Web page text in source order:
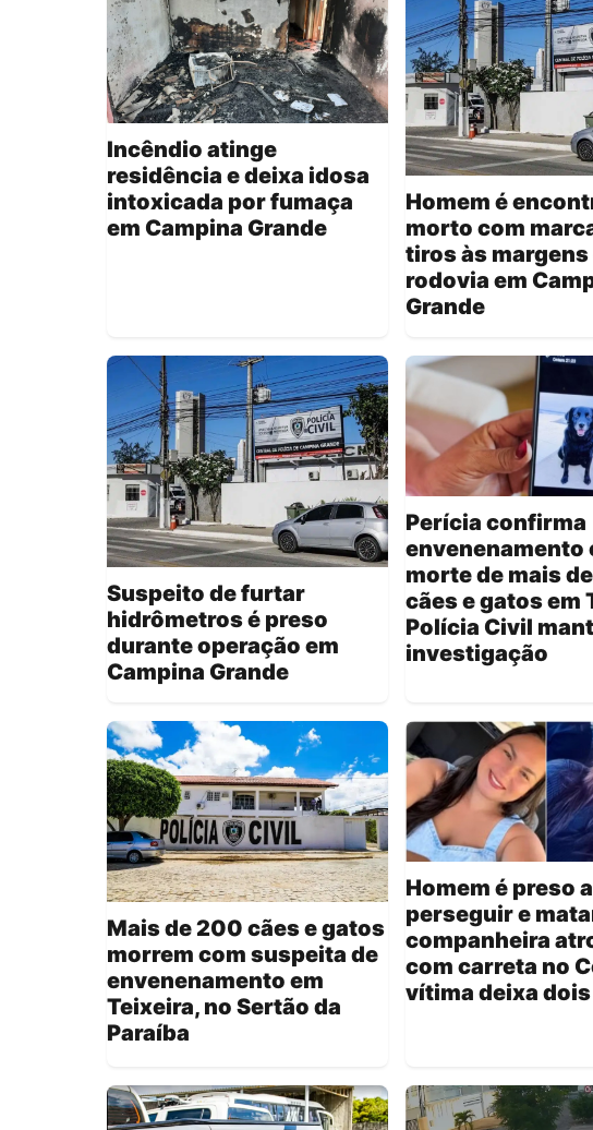
Incêndio atinge
residência e deixa idosa
intoxicada por fumaça
em Campina Grande
Homem é
morto com
tiros às margens
rodovia em
Grande
Suspeito de furtar
hidrômetros é preso
durante operação em
Campina Grande
Perícia confirma
envenenamento
morte de mais
cães e gatos em
Polícia Civil
investigação
Mais de 200 cães e gatos
morrem com suspeita de
envenenamento em
Teixeira, no Sertão da
Paraíba
Homem é preso
perseguir e
companheira
com carreta no
vítima deixa